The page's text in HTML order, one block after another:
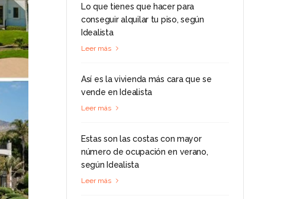
Lo que tienes que hacer para
conseguir alquilar tu piso, según
Idealista
Leer más
Así es la vivienda más cara que se
vende en Idealista
Leer más
Estas son las costas con mayor
número de ocupación en verano,
según Idealista
Leer más